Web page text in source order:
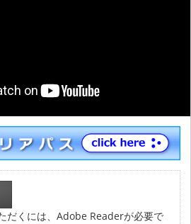
だくには、Adobe Readerが必要で